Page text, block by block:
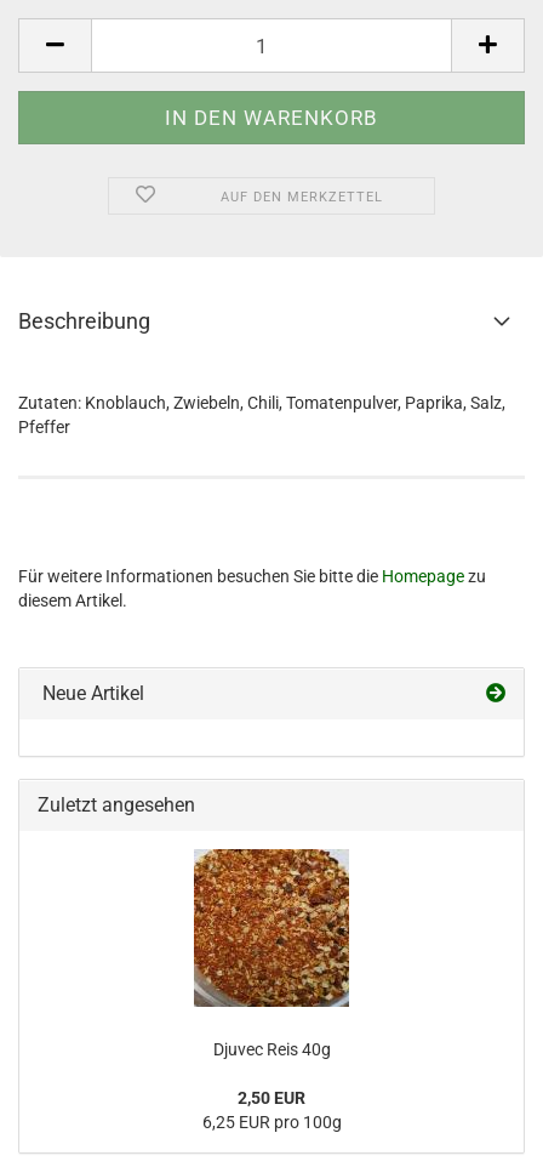
AUF DEN MERKZETTEL
Beschreibung
Zutaten: Knoblauch, Zwiebeln, Chili, Tomatenpulver, Paprika, Salz,
Pfeffer
Für weitere Informationen besuchen Sie bitte die Homepagezu
diesem Artikel.
Neue Artikel
Zuletzt angesehen
Djuvec Reis 40g
2,50 EUR
6,25 EUR pro 100g